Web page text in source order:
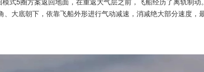
、大底朝下，依靠飞船外形进行气动减速，消减绝大部分速度，